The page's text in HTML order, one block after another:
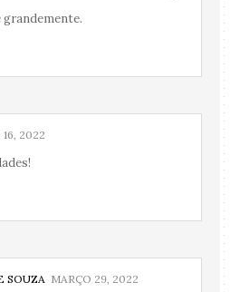
grandemente.
16, 2022
SOUZA MARÇO 29, 2022